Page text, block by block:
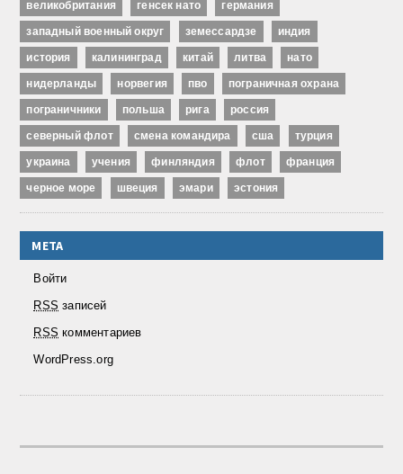
великобритания генсек нато германия
западный военный округ земессардзе индия
история калининград китай литва нато
нидерланды норвегия пво пограничная охрана
пограничники польша рига россия
северный флот смена командира сша турция
украина учения финляндия флот франция
черное море швеция эмари эстония
МЕТА
Войти
RSS записей
RSS комментариев
WordPress.org